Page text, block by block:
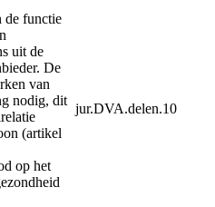
de functie
uit de
De
van
nodig, dit
(artikel
op het
jur.DVA.delen.10